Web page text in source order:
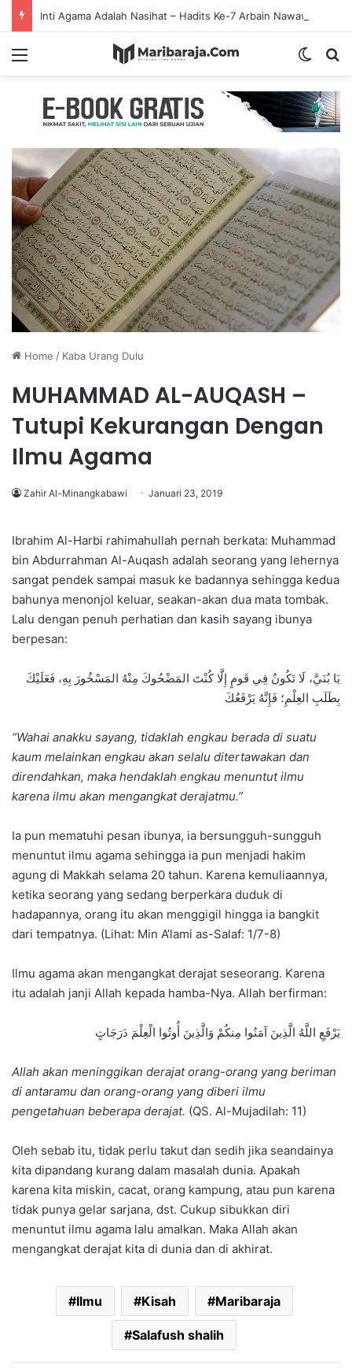
Inti Agama Adalah Nasihat – Hadits Ke-7 Arbain Nawawi
Menu
Home / Kaba Urang Dulu
MUHAMMAD AL-AUQASH –
Tutupi Kekurangan Dengan
Ilmu Agama
Zahir Al-Minangkabawi Januari 23, 2019
Ibrahim Al-Harbi rahimahullah pernah berkata: Muhammad
bin Abdurrahman Al-Auqash adalah seorang yang lehernya
sangat pendek sampai masuk ke badannya sehingga kedua
bahunya menonjol keluar, seakan-akan dua mata tombak.
Lalu dengan penuh perhatian dan kasih sayang ibunya
berpesan:
يَا بُنَيَّ، لَا تَكُونُ فِي قَومٍ إِلَّا كُنْتَ المَضْحُوكَ مِنْهُ المَسْخُورَ بِهِ، فَعَلَيْكَ
بِطَلَبِ العِلْمِ؛ فَإِنَّهُ يَرْفَعُكَ
“Wahai anakku sayang, tidaklah engkau berada di suatu
kaum melainkan engkau akan selalu ditertawakan dan
direndahkan, maka hendaklah engkau menuntut ilmu
karena ilmu akan mengangkat derajatmu.”
Ia pun mematuhi pesan ibunya, ia bersungguh-sungguh
menuntut ilmu agama sehingga ia pun menjadi hakim
agung di Makkah selama 20 tahun. Karena kemuliaannya,
ketika seorang yang sedang berperkara duduk di
hadapannya, orang itu akan menggigil hingga ia bangkit
dari tempatnya. (Lihat: Min A’lami as-Salaf: 1/7-8)
Ilmu agama akan mengangkat derajat seseorang. Karena
itu adalah janji Allah kepada hamba-Nya. Allah berfirman:
يَرْفَعِ اللَّهُ الَّذِينَ آمَنُوا مِنكُمْ وَالَّذِينَ أُوتُوا الْعِلْمَ دَرَجَاتٍ
Allah akan meninggikan derajat orang-orang yang beriman
di antaramu dan orang-orang yang diberi ilmu
pengetahuan beberapa derajat. (QS. Al-Mujadilah: 11)
Oleh sebab itu, tidak perlu takut dan sedih jika seandainya
kita dipandang kurang dalam masalah dunia. Apakah
karena kita miskin, cacat, orang kampung, atau pun karena
tidak punya gelar sarjana, dst. Cukup sibukkan diri
menuntut ilmu agama lalu amalkan. Maka Allah akan
mengangkat derajat kita di dunia dan di akhirat.
Ilmu Kisah Maribaraja
Salafush shalih